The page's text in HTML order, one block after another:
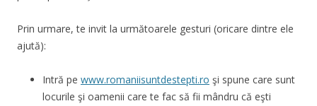
Prin urmare, te invit la următoarele gesturi (oricare dintre ele
ajută):
Intră pe www.romaniisuntdestepti.ro şi spune care sunt
locurile şi oamenii care te fac să fii mândru că eşti